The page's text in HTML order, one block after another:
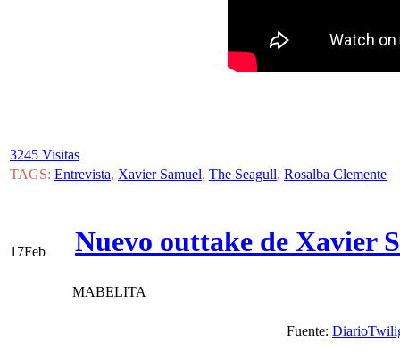
3245 Visitas
TAGS: Entrevista, Xavier Samuel, The Seagull, Rosalba Clemente
17Feb Nuevo outtake de Xavier
MABELITA
Fuente: